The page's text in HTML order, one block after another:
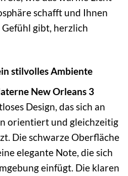
schafft und Ihnen
gibt, herzlich
stilvolles Ambiente
New Orleans 3
Design, das sich an
orientiert und gleichzeitig
Die schwarze Oberfläche
elegante Note, die sich
einfügt. Die klaren